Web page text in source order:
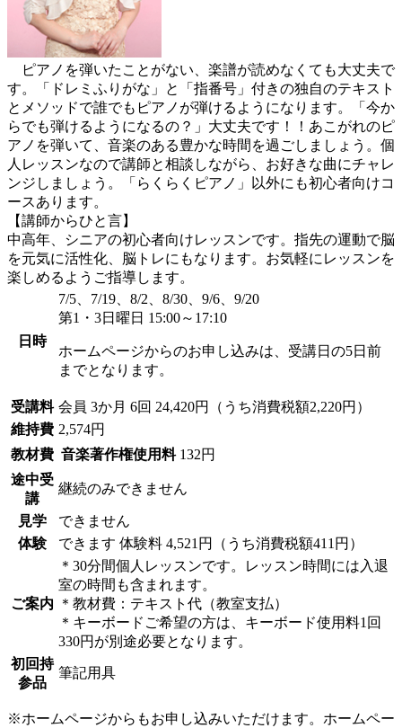
ピアノを弾いたことがない、楽譜が読めなくても大丈夫で
す。「ドレミふりがな」と「指番号」付きの独自のテキスト
とメソッドで誰でもピアノが弾けるようになります。「今か
らでも弾けるようになるの？」大丈夫です！！あこがれのピ
アノを弾いて、音楽のある豊かな時間を過ごしましょう。個
人レッスンなので講師と相談しながら、お好きな曲にチャレ
ンジしましょう。「らくらくピアノ」以外にも初心者向けコ
ースあります。
【講師からひと言】
中高年、シニアの初心者向けレッスンです。指先の運動で脳
を元気に活性化、脳トレにもなります。お気軽にレッスンを
楽しめるようご指導します。
日時
7/5、7/19、8/2、8/30、9/6、9/20
第1・3日曜日 15:00～17:10
ホームページからのお申し込みは、受講日の5日前
までとなります。
受講料 会員 3か月 6回 24,420円（うち消費税額2,220円）
維持費 2,574円
教材費 音楽著作権使用料 132円
途中受
講
継続のみできません
見学
できません
体験
できます 体験料 4,521円（うち消費税額411円）
ご案内
＊30分間個人レッスンです。レッスン時間には入退
室の時間も含まれます。
＊教材費：テキスト代（教室支払）
＊キーボードご希望の方は、キーボード使用料1回
330円が別途必要となります。
初回持
参品
筆記用具
※ホームページからもお申し込みいただけます。ホームペー